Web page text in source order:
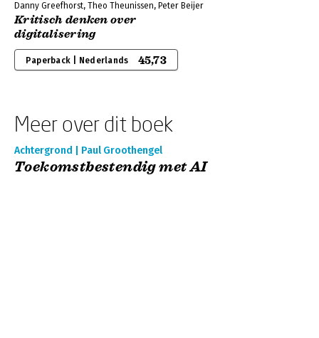
Danny Greefhorst, Theo Theunissen, Peter Beijer
Kritisch denken over
digitalisering
Paperback | Nederlands 45,73
Meer over dit boek
Achtergrond | Paul Groothengel
Toekomstbestendig met AI